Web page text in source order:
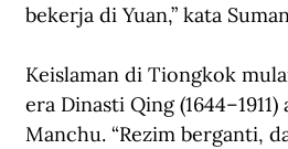
bekerja di Yuan,” kata
Keislaman di Tiongkok
era Dinasti Qing
Manchu. “Rezim berganti,